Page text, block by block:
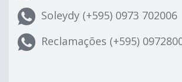
Soleydy (+595) 0973 702006
Reclamações (+595)